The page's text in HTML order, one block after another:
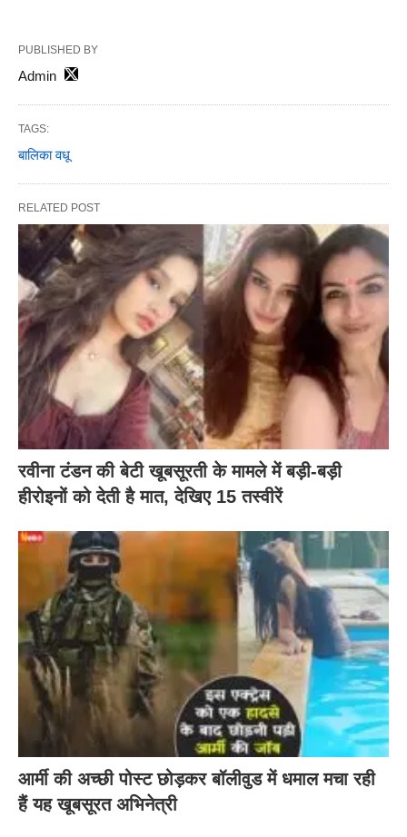
PUBLISHED BY
Admin
TAGS:
बालिका वधू
RELATED POST
रवीना टंडन की बेटी खूबसूरती के मामले में बड़ी-बड़ी
हीरोइनों को देती है मात, देखिए 15 तस्वीरें
आर्मी की अच्छी पोस्ट छोड़कर बॉलीवुड में धमाल मचा रही
हैं यह खूबसूरत अभिनेत्री